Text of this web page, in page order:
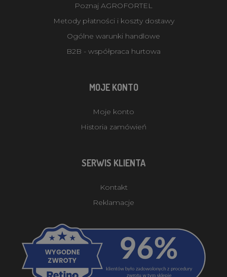
Poznaj AGROFORTEL
Metody płatności i koszty dostawy
Ogólne warunki handlowe
B2B - współpraca hurtowa
MOJE KONTO
Moje konto
Historia zamówień
SERWIS KLIENTA
Kontakt
Reklamacje